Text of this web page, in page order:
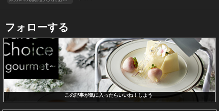
フォローする
この記事が気に入ったらいいね！しよう